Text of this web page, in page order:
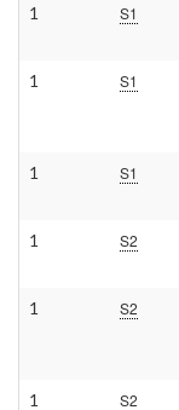
1 S1
1 S1
1 S1
1 S2
1 S2
1 S2